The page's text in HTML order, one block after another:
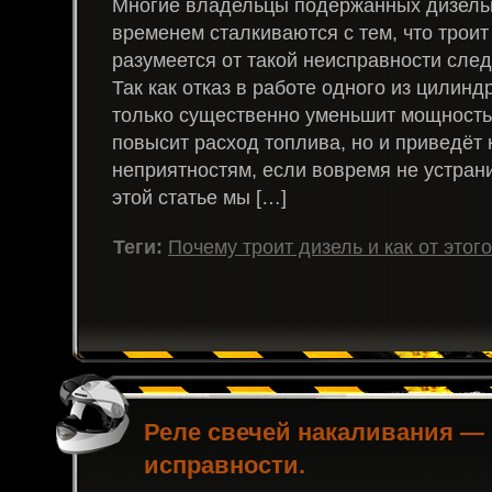
временем сталкиваются с тем, что
разумеется от такой неисправности
Так как отказ в работе одного из
только существенно уменьшит
повысит расход топлива, но и приведёт
неприятностям, если вовремя не
этой статье мы […]
Теги: Почему троит дизель и как от
Реле свечей накаливания —
исправности.